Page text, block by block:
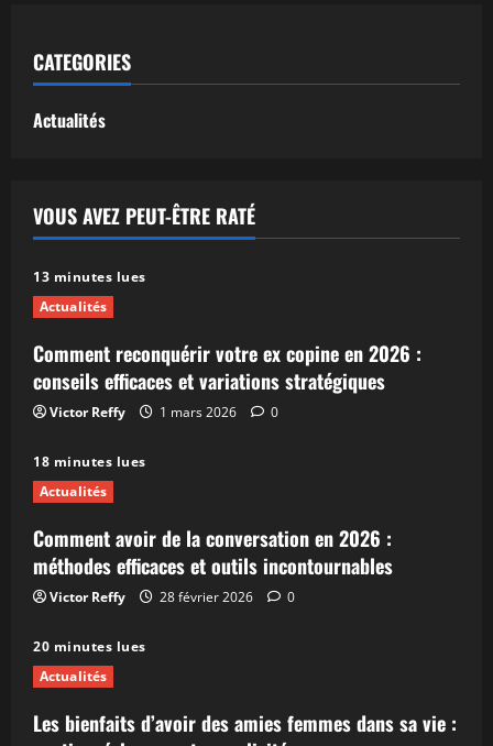
CATEGORIES
Actualités
VOUS AVEZ PEUT-ÊTRE RATÉ
13 minutes lues
Actualités
Comment reconquérir votre ex copine en 2026 :
conseils efficaces et variations stratégiques
Victor Reffy 1 mars 2026 0
18 minutes lues
Actualités
Comment avoir de la conversation en 2026 :
méthodes efficaces et outils incontournables
Victor Reffy 28 février 2026 0
20 minutes lues
Actualités
Les bienfaits d’avoir des amies femmes dans sa vie :